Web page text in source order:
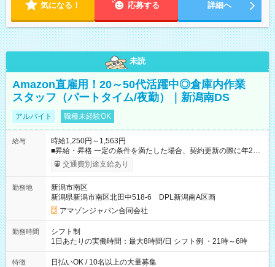
気になる！ 応募する 詳細へ
未読
Amazon直雇用！20～50代活躍中◎倉庫内作業
スタッフ（パートタイム/夜勤）｜新潟南DS
アルバイト 職種未経験OK
給与
時給1,250円～1,563円
■昇給・昇格 一定の条件を満たした場合、契約更新の際に年2回
まで昇給の機会があります。 ■正社員登用制度あり ※月末締/翌
月25日支払い ※時間外手当、別途支給 ※深夜割増賃金 (22:00～
☆Amazon直雇用で安定して働けます！ 【試用期間】試用期間
あり 試用期間の長さ：1週間 雇用形態、給与は本採用時と同じ
です。
交通費別途支給あり
勤務地
新潟市南区
新潟県新潟市南区北田中518-6 DPL新潟南A区画
アマゾンジャパン合同会社
勤務時間
シフト制
1日あたりの実働時間：最大8時間/日 シフト例 ・21時～6時
特徴 日払いOK / 10名以上の大量募集